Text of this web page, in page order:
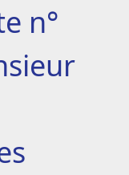
n°